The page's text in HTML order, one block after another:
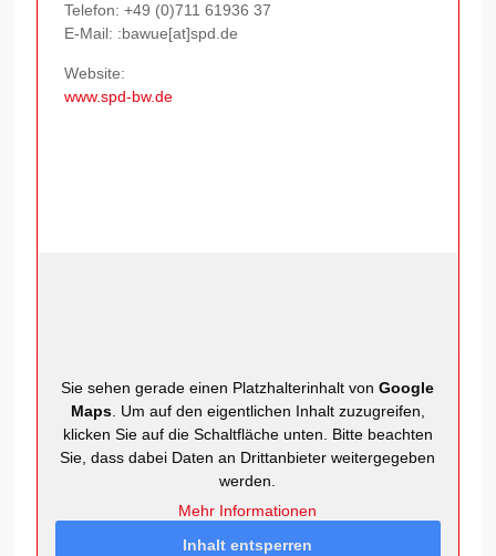
Telefon:+49 (0)711 61936 37
E-Mail: :bawue[at]spd.de
Website:
www.spd-bw.de
Sie sehen gerade einen Platzhalterinhalt vonGoogle
Maps. Um auf den eigentlichen Inhalt zuzugreifen,
klicken Sie auf die Schaltfläche unten. Bitte beachten
Sie, dass dabei Daten an Drittanbieter weitergegeben
werden.
Mehr Informationen
Inhalt entsperren